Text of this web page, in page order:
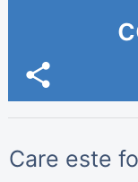
share
Care este